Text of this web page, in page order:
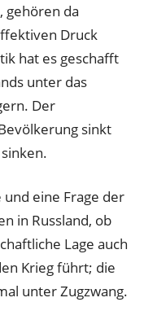
gehören da
Druck
hat es geschafft
unter das
Der
sinkt
und eine Frage der
in Russland, ob
Lage auch
Krieg führt; die
unter Zugzwang.